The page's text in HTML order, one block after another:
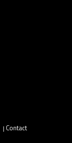
Contact